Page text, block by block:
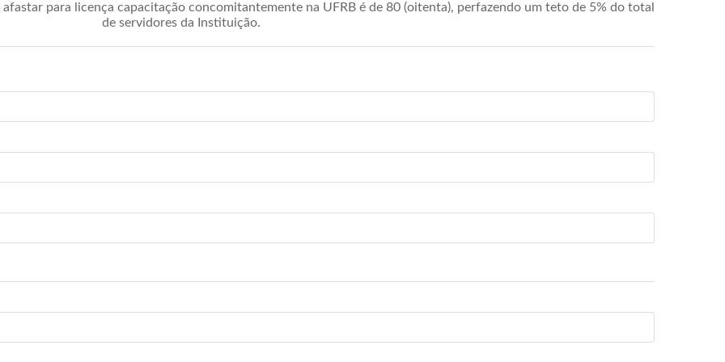
para licença capacitação concomitantemente na UFRB é de 80 (oitenta), perfazendo um teto de 5% do total
de servidores da Instituição.